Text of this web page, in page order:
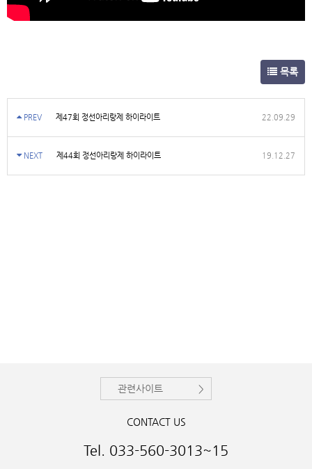
목록
PREV 제47회 정선아리랑제 하이라이트 22.09.29
NEXT 제44회 정선아리랑제 하이라이트 19.12.27
관련사이트
CONTACT US
Tel. 033-560-3013~15